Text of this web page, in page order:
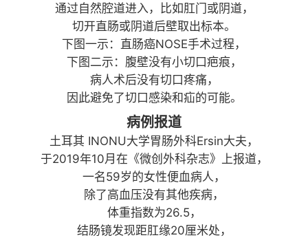
通过自然腔道进入，比如肛门或阴道，
切开直肠或阴道后壁取出标本。
下图一示：直肠癌NOSE手术过程，
下图二示：腹壁没有小切口疤痕，
病人术后没有切口疼痛，
因此避免了切口感染和疝的可能。
病例报道
土耳其 INONU大学胃肠外科Ersin大夫，
于2019年10月在《微创外科杂志》上报道，
一名59岁的女性便血病人，
除了高血压没有其他疾病，
体重指数为26.5，
结肠镜发现距肛缘20厘米处，